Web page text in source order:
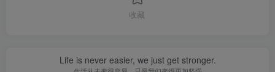
收藏
Life is never easier, we just get stronger.